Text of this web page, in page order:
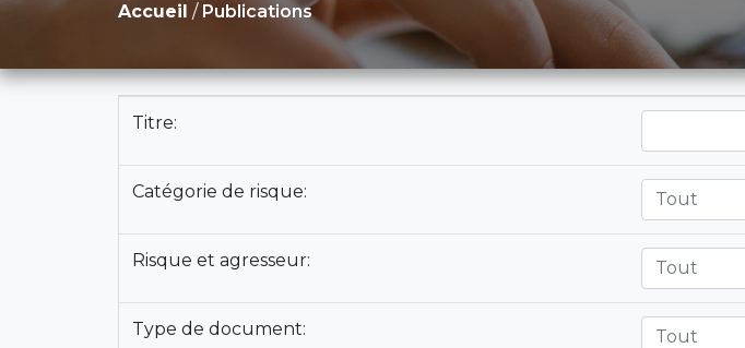
Accueil / Publications
Titre:
Catégorie de risque: Tout
Risque et agresseur: Tout
Type de document: Tout